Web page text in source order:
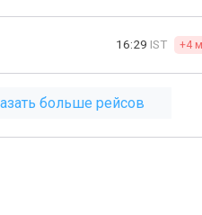
16:29 IST +4
больше рейсов